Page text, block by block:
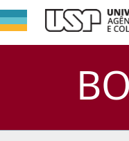
DSpace/